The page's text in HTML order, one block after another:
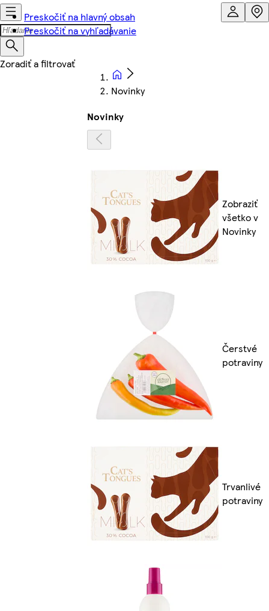
Preskočiť na hlavný obsah
Preskočiť na vyhľadávanie
Novinky
Novinky
Zobraziť
všetko v
Novinky
Čerstvé
potraviny
Trvanlivé
potraviny